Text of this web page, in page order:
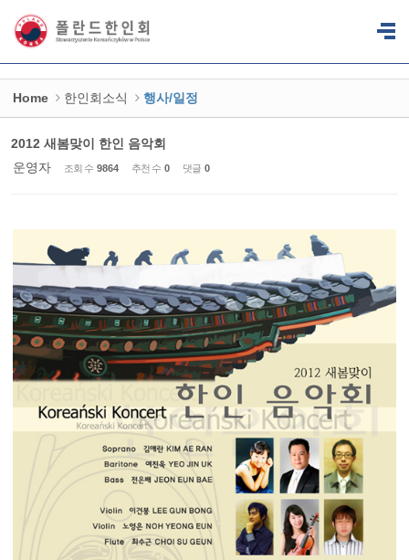
Home 한인회소식 행사/일정
2012 새봄맞이 한인 음악회
운영자
조회 수 9864 추천 수 0 댓글 0